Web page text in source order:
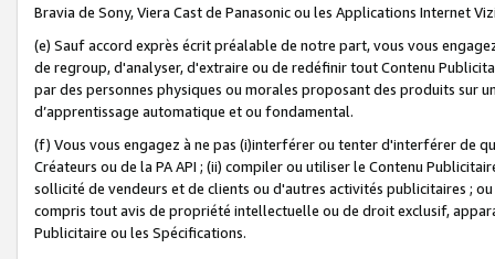
Bravia de Sony, Viera Cast de Panasonic ou les Applications Internet
(e) Sauf accord exprès écrit préalable de notre part, vous vous
de regroup, d'analyser, d'extraire ou de redéfinir tout Contenu
par des personnes physiques ou morales proposant des produits sur
d’apprentissage automatique et ou fondamental.
(f) Vous vous engagez à ne pas (i)interférer ou tenter d'interférer de
Créateurs ou de la PA API ; (ii) compiler ou utiliser le Contenu
sollicité de vendeurs et de clients ou d'autres activités publicitaires ;
compris tout avis de propriété intellectuelle ou de droit exclusif,
Publicitaire ou les Spécifications.